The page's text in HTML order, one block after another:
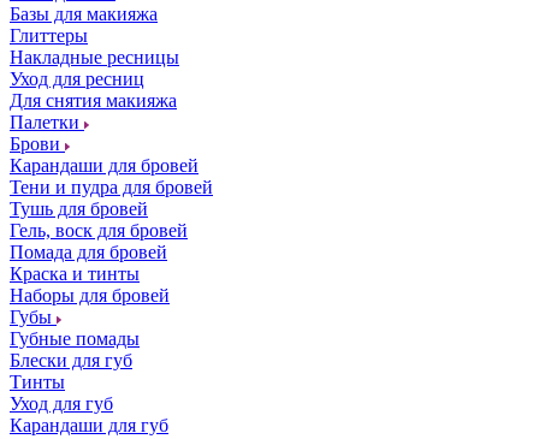
Базы для макияжа
Глиттеры
Накладные ресницы
Уход для ресниц
Для снятия макияжа
Палетки
Брови
Карандаши для бровей
Тени и пудра для бровей
Тушь для бровей
Гель, воск для бровей
Помада для бровей
Краска и тинты
Наборы для бровей
Губы
Губные помады
Блески для губ
Тинты
Уход для губ
Карандаши для губ